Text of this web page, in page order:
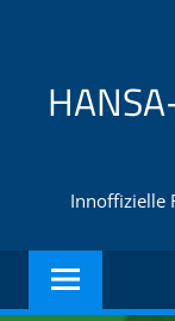
springen
Innoffizielle